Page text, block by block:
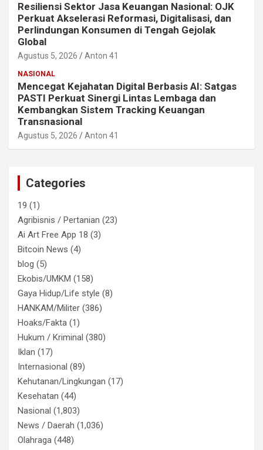
Resiliensi Sektor Jasa Keuangan Nasional: OJK
Perkuat Akselerasi Reformasi, Digitalisasi, dan
Perlindungan Konsumen di Tengah Gejolak
Global
Agustus 5, 2026 Anton 41
NASIONAL
Mencegat Kejahatan Digital Berbasis AI: Satgas
PASTI Perkuat Sinergi Lintas Lembaga dan
Kembangkan Sistem Tracking Keuangan
Transnasional
Agustus 5, 2026 Anton 41
Categories
19 (1)
Agribisnis / Pertanian (23)
Ai Art Free App 18 (3)
Bitcoin News (4)
blog (5)
Ekobis/UMKM (158)
Gaya Hidup/Life style (8)
HANKAM/Militer (386)
Hoaks/Fakta (1)
Hukum / Kriminal (380)
Iklan (17)
Internasional (89)
Kehutanan/Lingkungan (17)
Kesehatan (44)
Nasional (1,803)
News / Daerah (1,036)
Olahraga (448)